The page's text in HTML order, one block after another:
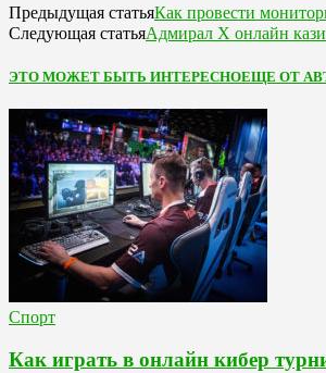
Предыдущая статьяКак провести
Следующая статьяАдмирал Х онлайн
ЭТО МОЖЕТ БЫТЬ ИНТЕРЕСНОЕЩЕ ОТ
Спорт
Как играть в онлайн кибер